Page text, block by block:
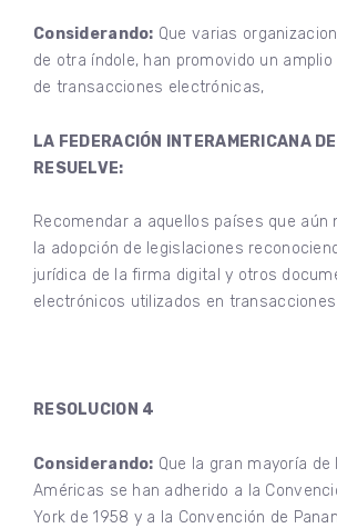
Considerando: Que varias
de otra índole, han promovido un
de transacciones electrónicas,
LA FEDERACIÓN INTERAMERICANA
RESUELVE:
Recomendar a aquellos países que aún
la adopción de legislaciones
jurídica de la firma digital y otros
electrónicos utilizados en
RESOLUCION 4
Considerando: Que la gran mayoría
Américas se han adherido a la
York de 1958 y a la Convención de